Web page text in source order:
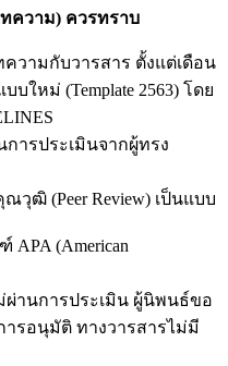
ความ) ควรทราบ
วามกับวารสาร ตั้งแต่เดือน
ใหม่ (Template 2563) โดย
ารประเมินจากผู้ทรง
วุฒิ (Peer Review) เป็นแบบ
(American
านการประเมิน ผู้นิพนธ์ขอ
ารอนุมัติ ทางวารสารไม่มี